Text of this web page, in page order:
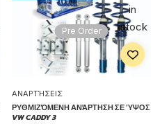
in
stock
Pre Order
ΑΝΑΡΤΉΣΕΙΣ
ΡΥΘΜΙΖΌΜΕΝΗ ΑΝΆΡΤΗΣΗ ΣΕ ΎΨΟΣ
VW CADDY 3